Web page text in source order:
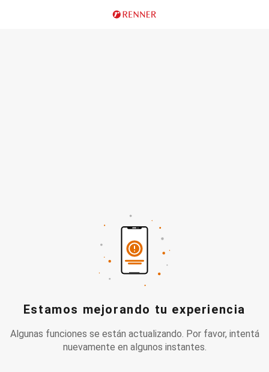
Estamos mejorando tu experiencia
Algunas funciones se están actualizando. Por favor, intentá
nuevamente en algunos instantes.